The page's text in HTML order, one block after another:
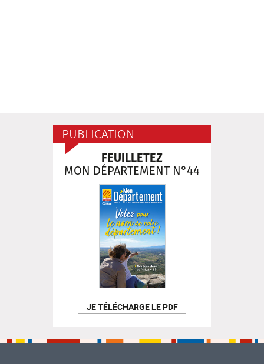
PUBLICATION
FEUILLETEZ
MON DÉPARTEMENT N°44
JE TÉLÉCHARGE LE PDF